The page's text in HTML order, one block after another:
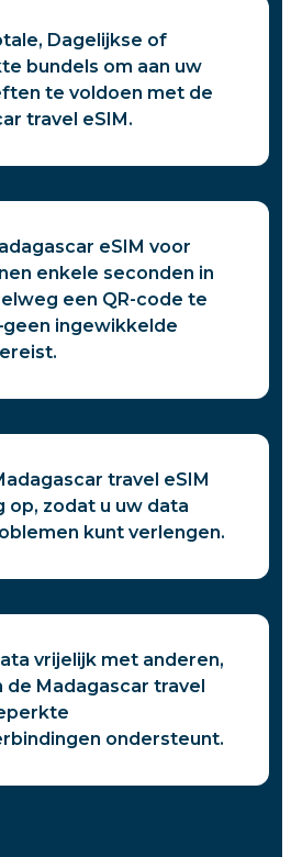
Dagelijkse of
bundels om aan uw
te voldoen met de
travel eSIM.
eSIM voor
enkele seconden in
een QR-code te
ingewikkelde
travel eSIM
op, zodat u uw data
kunt verlengen.
vrijelijk met anderen,
de Madagascar travel
ondersteunt.